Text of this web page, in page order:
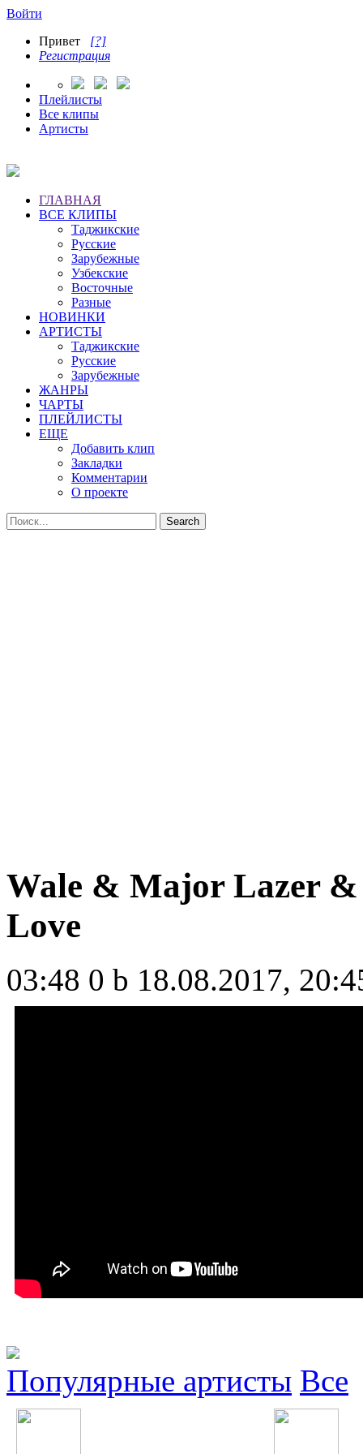
Войти
Привет [?]
Регистрация
Плейлисты
Все клипы
Артисты
ГЛАВНАЯ
ВСЕ КЛИПЫ
Таджикские
Русские
Зарубежные
Узбекские
Восточные
Разные
НОВИНКИ
АРТИСТЫ
Таджикские
Русские
Зарубежные
ЖАНРЫ
ЧАРТЫ
ПЛЕЙЛИСТЫ
ЕЩЕ
Добавить клип
Закладки
Комментарии
О проекте
Wale & Major Lazer
Love
03:48 0 b 18.08.2017,
Популярные артисты Все